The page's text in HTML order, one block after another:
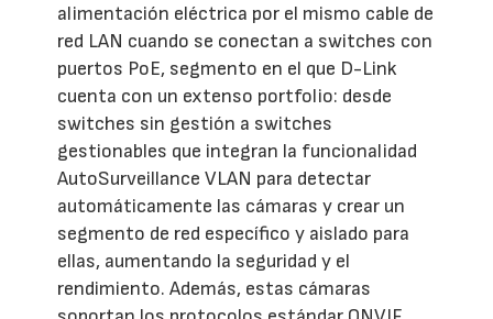
alimentación eléctrica por el mismo cable de
red LAN cuando se conectan a switches con
puertos PoE, segmento en el que D-Link
cuenta con un extenso portfolio: desde
switches sin gestión a switches
gestionables que integran la funcionalidad
AutoSurveillance VLAN para detectar
automáticamente las cámaras y crear un
segmento de red específico y aislado para
ellas, aumentando la seguridad y el
rendimiento. Además, estas cámaras